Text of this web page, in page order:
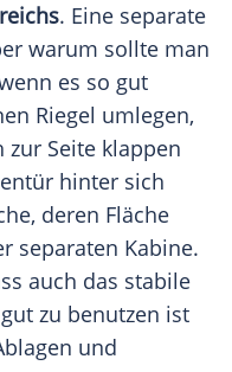
. Eine separate
warum sollte man
es so gut
Riegel umlegen,
zur Seite klappen
hinter sich
deren Fläche
separaten Kabine.
auch das stabile
zu benutzen ist
und